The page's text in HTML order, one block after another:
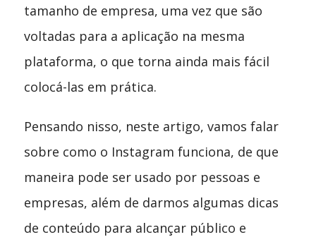
tamanho de empresa, uma vez que são
voltadas para a aplicação na mesma
plataforma, o que torna ainda mais fácil
colocá-las em prática.
Pensando nisso, neste artigo, vamos falar
sobre como o Instagram funciona, de que
maneira pode ser usado por pessoas e
empresas, além de darmos algumas dicas
de conteúdo para alcançar público e